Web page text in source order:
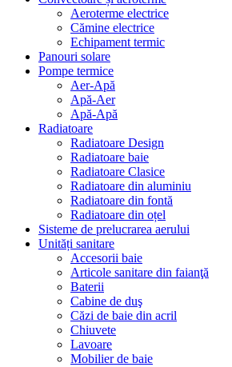
Aeroterme electrice
Cămine electrice
Echipament termic
Panouri solare
Pompe termice
Aer-Apă
Apă-Aer
Apă-Apă
Radiatoare
Radiatoare Design
Radiatoare baie
Radiatoare Clasice
Radiatoare din aluminiu
Radiatoare din fontă
Radiatoare din oțel
Sisteme de prelucrarea aerului
Unități sanitare
Accesorii baie
Articole sanitare din faianţă
Baterii
Cabine de duş
Căzi de baie din acril
Chiuvete
Lavoare
Mobilier de baie